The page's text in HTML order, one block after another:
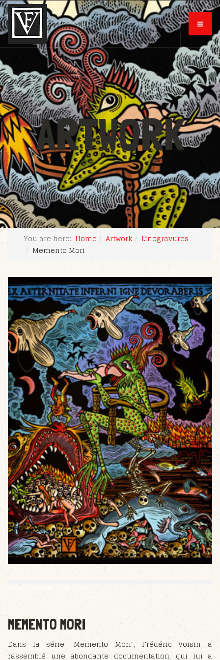
ARTWORK
You are here: Home Artwork
Linogravures
Memento Mori
HITS: 36272
MEMENTO MORI
Dans la série "Memento Mori", Frédéric Voisin a
rassemblé une abondante documentation, qui lui a